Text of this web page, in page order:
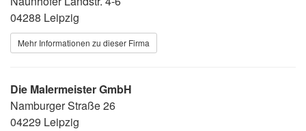
04288 Leipzig
Mehr Informationen zu dieser Firma
Die Malermeister GmbH
Namburger Straße 26
04229 Leipzig